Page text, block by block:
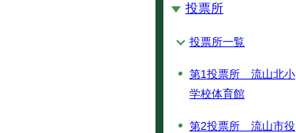
投票所
投票所一覧
第1投票所 流山北小
学校体育館
第2投票所 流山市役